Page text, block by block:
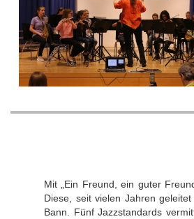
Mit „Ein Freund, ein guter
Diese, seit vielen Jahren
Bann. Fünf Jazzstandards